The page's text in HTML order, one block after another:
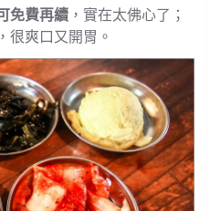
免費再續 ，實在太佛心了；
很爽口又開胃。